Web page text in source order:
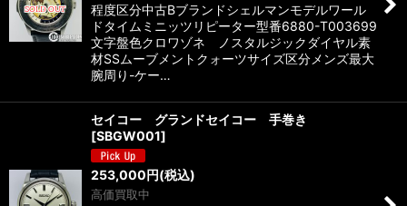
程度区分中古Bブランドシェルマンモデルワール
ドタイムミニッツリピーター型番6880-T003699
文字盤色クロワゾネ ノスタルジックダイヤル素
材SSムーブメントクォーツサイズ区分メンズ最大
腕周り-ケー…
セイコー グランドセイコー 手巻き
[SBGW001]
253,000円(税込)
高価買取中